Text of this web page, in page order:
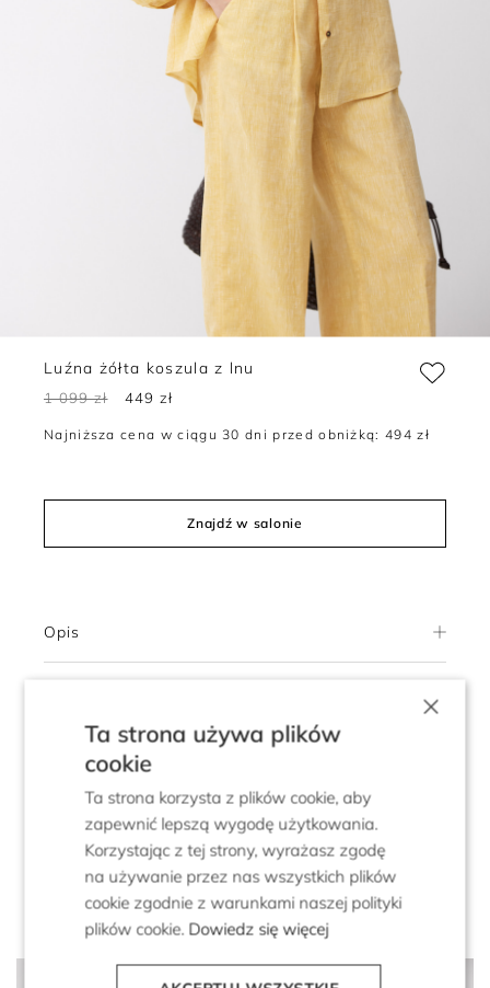
Luźna żółta koszula z lnu
1 099 zł 449 zł
Najniższa cena w ciągu 30 dni przed obniżką:494 zł
Znajdź w salonie
Opis
Skład i pielęgnacja
Zwroty
×
Ta strona używa plików
cookie
Ta strona korzysta z plików cookie, aby
zapewnić lepszą wygodę użytkowania.
Korzystając z tej strony, wyrażasz zgodę
na używanie przez nas wszystkich plików
cookie zgodnie z warunkami naszej polityki
plików cookie. Dowiedz się więcej